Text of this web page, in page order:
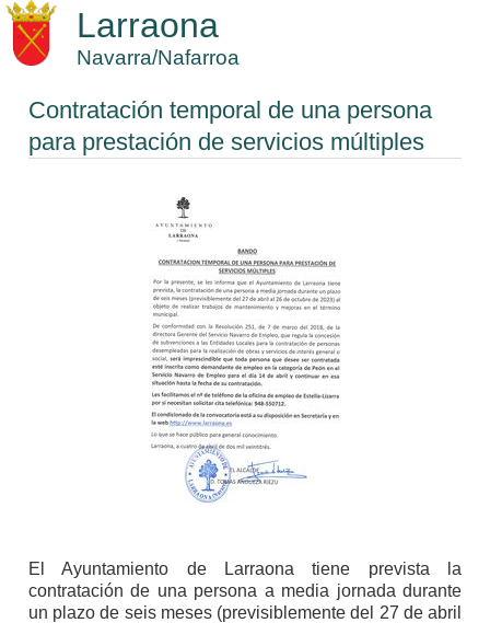
Larraona
Navarra/Nafarroa
Contratación temporal de una persona
para prestación de servicios múltiples
El Ayuntamiento de Larraona tiene prevista la
contratación de una persona a media jornada durante
un plazo de seis meses (previsiblemente del 27 de abril